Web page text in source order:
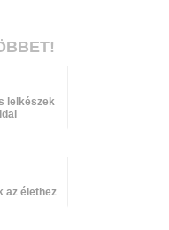
lelkészek
az élethez